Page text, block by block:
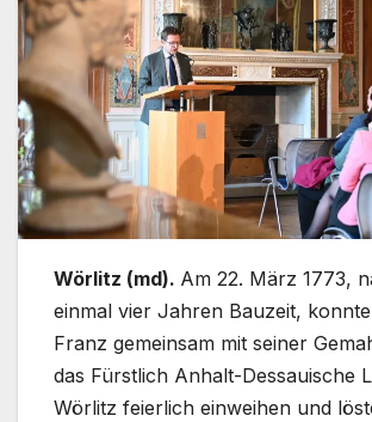
Wörlitz (md). Am 22. März 1773,
einmal vier Jahren Bauzeit,
Franz gemeinsam mit seiner
das Fürstlich Anhalt-Dessauische
Wörlitz feierlich einweihen und